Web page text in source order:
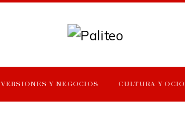
Y NEGOCIOS CULTURA Y OCIO